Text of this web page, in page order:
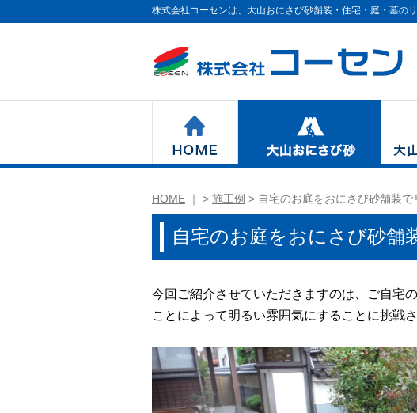
株式会社コーセンは、大山おにさび砂舗装・住宅・庭・墓の
HOME ｜ > 施工例 > 自宅のお庭をおにさび砂舗装で
自宅のお庭をおにさび砂舗
今回ご紹介させていただきますのは、ご自宅
ことによって明るい雰囲気にすることに挑戦